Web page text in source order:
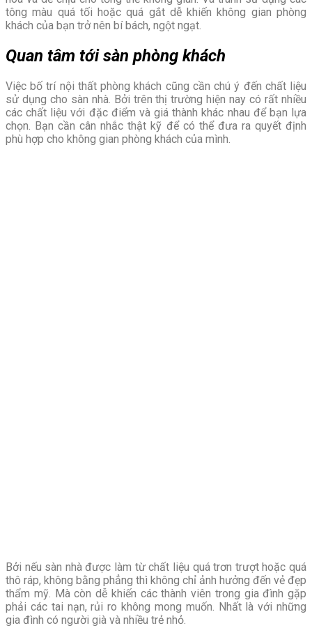
tông màu quá tối hoặc quá gắt dễ khiến không gian phòng
khách của bạn trở nên bí bách, ngột ngạt.
Quan tâm tới sàn phòng khách
Việc bố trí nội thất phòng khách cũng cần chú ý đến chất liệu
sử dụng cho sàn nhà. Bởi trên thị trường hiện nay có rất nhiều
các chất liệu với đặc điểm và giá thành khác nhau để bạn lựa
chọn. Bạn cần cân nhắc thật kỹ để có thể đưa ra quyết định
phù hợp cho không gian phòng khách của mình.
Bởi nếu sàn nhà được làm từ chất liệu quá trơn trượt hoặc quá
thô ráp, không bằng phẳng thì không chỉ ảnh hưởng đến vẻ đẹp
thẩm mỹ. Mà còn dễ khiến các thành viên trong gia đình gặp
phải các tai nạn, rủi ro không mong muốn. Nhất là với những
gia đình có người già và nhiều trẻ nhỏ.